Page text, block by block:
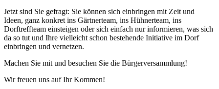
Jetzt sind Sie gefragt: Sie können sich einbringen mit Zeit und
Ideen, ganz konkret ins Gärtnerteam, ins Hühnerteam, ins
Dorftreffteam einsteigen oder sich einfach nur informieren, was sich
da so tut und Ihre vielleicht schon bestehende Initiative im Dorf
einbringen und vernetzen.
Machen Sie mit und besuchen Sie die Bürgerversammlung!
Wir freuen uns auf Ihr Kommen!